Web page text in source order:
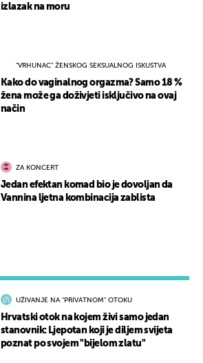
UŽIVANJE NA "PRIVATNOM" OTOKU
Hrvatski otok na kojem živi samo jedan
stanovnik: Ljepotan koji je diljem svijeta
poznat po svojem "bijelom zlatu"
izlazak na moru
"VRHUNAC" ŽENSKOG SEKSUALNOG ISKUSTVA
Kako do vaginalnog orgazma? Samo 18 %
žena može ga doživjeti isključivo na ovaj
način
ZA KONCERT
Jedan efektan komad bio je dovoljan da
Vannina ljetna kombinacija zablista